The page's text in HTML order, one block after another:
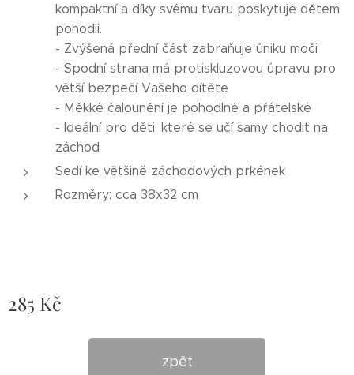
kompaktní a díky svému tvaru poskytuje dětem
pohodlí.
- Zvýšená přední část zabraňuje úniku moči
- Spodní strana má protiskluzovou úpravu pro
větší bezpečí Vašeho dítěte
- Měkké čalounění je pohodlné a přátelské
- Ideální pro děti, které se učí samy chodit na
záchod
Sedí ke většině záchodových prkének
Rozměry: cca 38x32 cm
285 Kč
zpět